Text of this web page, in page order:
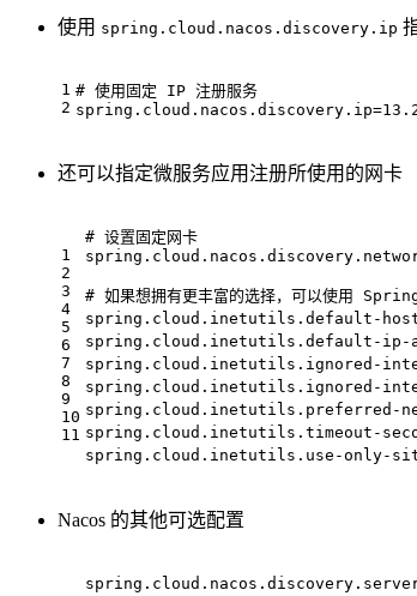
使用 spring.cloud.nacos.discovery.ip
1
2
# 使用固定 IP 注册服务
spring.cloud.nacos.discovery.ip=
还可以指定微服务应用注册所使用的网卡
1
2
3
4
5
6
7
8
9
10
11
# 设置固定网卡
# 如果想拥有更丰富的选择，可以使
spring.cloud.inetutils.default-
spring.cloud.inetutils.default-ip-
spring.cloud.inetutils.ignored-
spring.cloud.inetutils.ignored-
spring.cloud.inetutils.preferred-
spring.cloud.inetutils.timeout-
spring.cloud.inetutils.use-only-
Nacos 的其他可选配置